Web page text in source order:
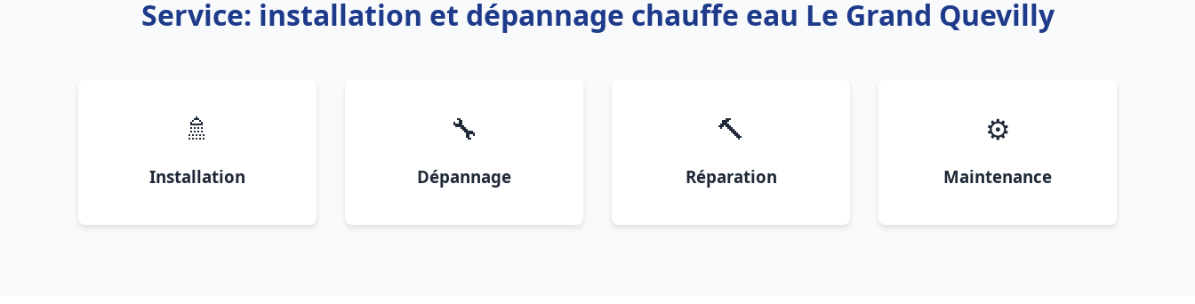
Service: installation et dépannage chauffe eau Le Grand Quevilly
🚿
Installation
🔧
Dépannage
🔨
Réparation
⚙️
Maintenance